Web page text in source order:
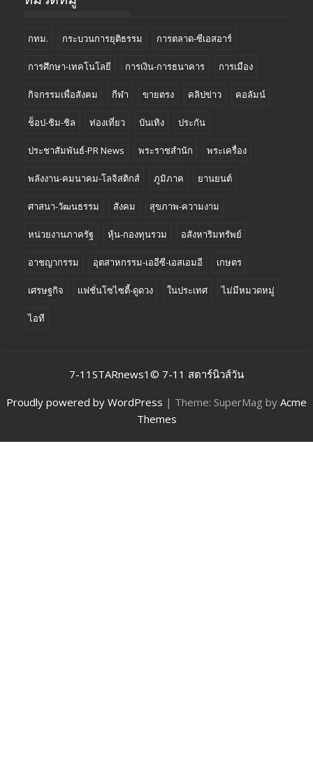
กทม. กระบวนการยุติธรรม การตลาด-ซีเอสอาร์
การศึกษา-เทคโนโลยี การเงิน-การธนาคาร การเมือง
กิจกรรมเพื่อสังคม กีฬา ขายตรง คลิปข่าว คอลัมน์
ช็อป-ชิม-ชิล ท่องเที่ยว บันเทิง ประกัน
ประชาสัมพันธ์-PR News พระราชสำนัก พระเครื่อง
พลังงาน-คมนาคม-โลจิสติกส์ ภูมิภาค ยานยนต์
ศาสนา-วัฒนธรรม สังคม สุขภาพ-ความงาม
หน่วยงานภาครัฐ หุ้น-กองทุนรวม อสังหาริมทรัพย์
อาชญากรรม อุตสาหกรรม-เออีซี-เอสเอมอี เกษตร
เศรษฐกิจ แฟชั่นโซไซตี้-ดูดวง ในประเทศ ไม่มีหมวดหมู่
ไอที
7-11STARnews1© 7-11 สตาร์นิวส์วัน
Proudly powered by WordPress | Theme: SuperMag by Acme
Themes